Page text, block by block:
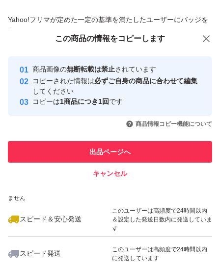
Yahoo!フリマが定めた一定の基準を満たしたユーザーにバッジを
付与しています
安心取引出品者
心・安全なユーザーです
取引実績
引を完了させた実績があります
での取引実績があります
ません
スピード＆安心発送
このユーザーは高頻度で24時間以内
＆設定した発送日数内に発送していま
す
スピード発送
このユーザーは高頻度で24時間以内
に発送しています
この商品の情報をコピーします
商品画像の無断転載は禁止されています
コピーされた情報は必ずご自身の商品に合わせて編集
してください
コピーは1商品につき1回です
商品情報コピー機能について
出品ページへ
キャンセル
この商品をみている人にオススメ
いいね！
1,200